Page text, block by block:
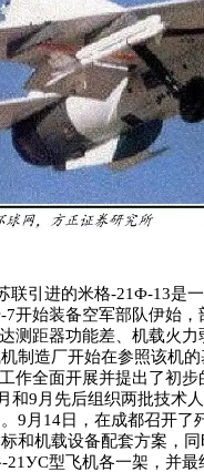
联引进的米格-21Ф-13是
7开始装备空军部队伊始
测距器功能差、机载火
制造厂开始在参照该机
作全面开展并提出了初
和9月先后组织两批技术
9月14日，在成都召开
和机载设备配套方案，
型飞机各一架，并